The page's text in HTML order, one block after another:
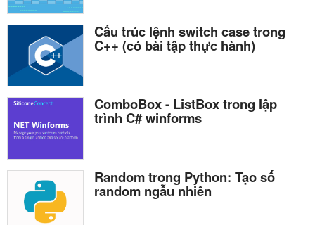
Cấu trúc lệnh switch case trong
C++ (có bài tập thực hành)
ComboBox - ListBox trong lập
trình C# winforms
Random trong Python: Tạo số
random ngẫu nhiên